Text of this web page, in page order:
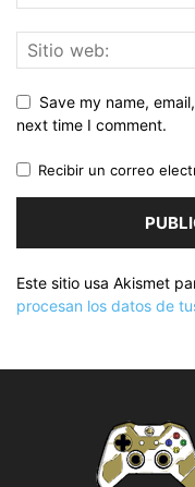
Save my name,
next time I comment.
Recibir un correo
Este sitio usa Akismet
procesan los datos de